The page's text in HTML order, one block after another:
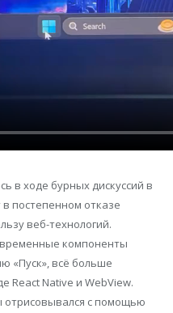
в ходе бурных дискуссий в
постепенном отказе
веб-технологий.
компоненты
«Пуск», всё больше
React Native и WebView.
отрисовывался с помощью